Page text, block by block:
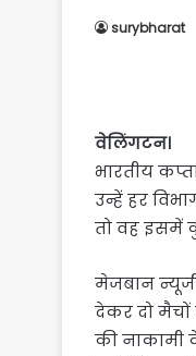
surybharat
वेलिंगटन।
भारतीय
उन्हें हर
तो वह इसमें
मेजबान
देकर दो मैचों
की नाकामी